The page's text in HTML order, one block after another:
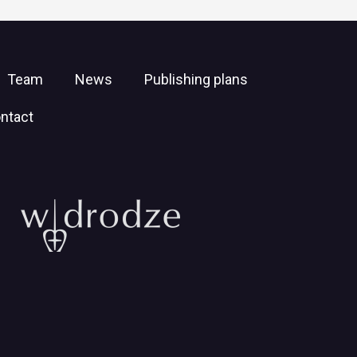
Team News Publishing plans
open
in
new